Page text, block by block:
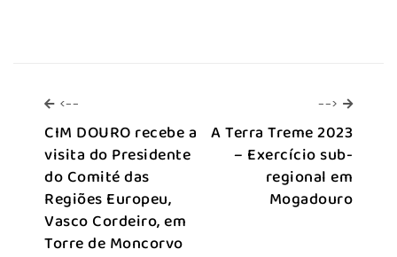
<--
CIM DOURO recebe a
visita do Presidente
do Comité das
Regiões Europeu,
Vasco Cordeiro, em
Torre de Moncorvo
--> -->
A Terra Treme 2023
– Exercício sub-
regional em
Mogadouro